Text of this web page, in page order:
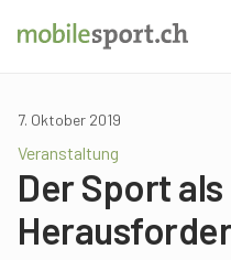
7. Oktober 2019
Veranstaltung
Der Sport